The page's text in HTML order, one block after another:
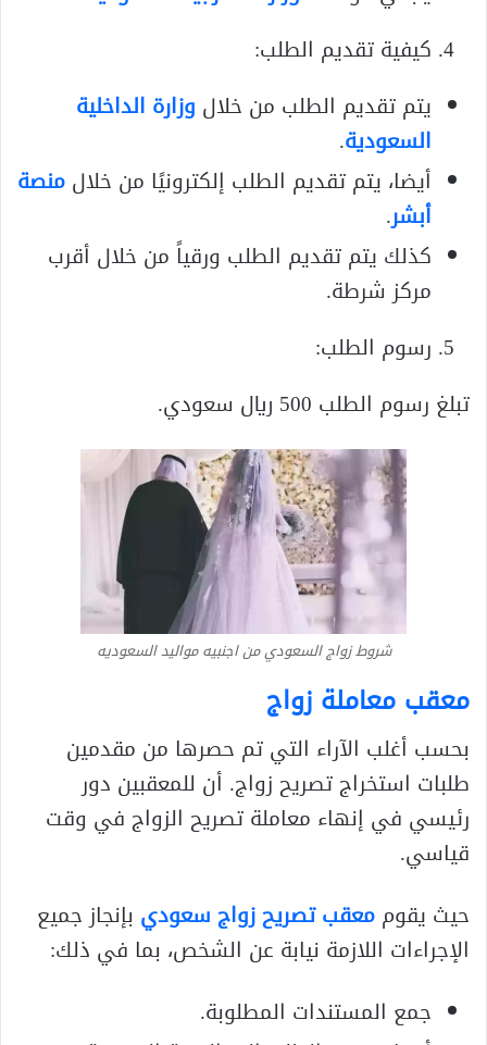
كيفية تقديم الطلب:
يتم تقديم الطلب من خلال وزارة الداخلية
السعودية.
أيضا، يتم تقديم الطلب إلكترونيًا من خلالمنصة
أبشر.
كذلك يتم تقديم الطلب ورقياً من خلال أقرب
مركز شرطة.
رسوم الطلب:
تبلغ رسوم الطلب 500 ريال سعودي.
شروط زواج السعودي من اجنبيه مواليد السعوديه
معقب معاملة زواج
بحسب أغلب الآراء التي تم حصرها من مقدمين
طلبات استخراج تصريح زواج. أن للمعقبين دور
رئيسي في إنهاء معاملة تصريح الزواج في وقت
قياسي.
حيث يقوممعقب تصريح زواج سعودي بإنجاز جميع
الإجراءات اللازمة نيابة عن الشخص، بما في ذلك:
جمع المستندات المطلوبة.